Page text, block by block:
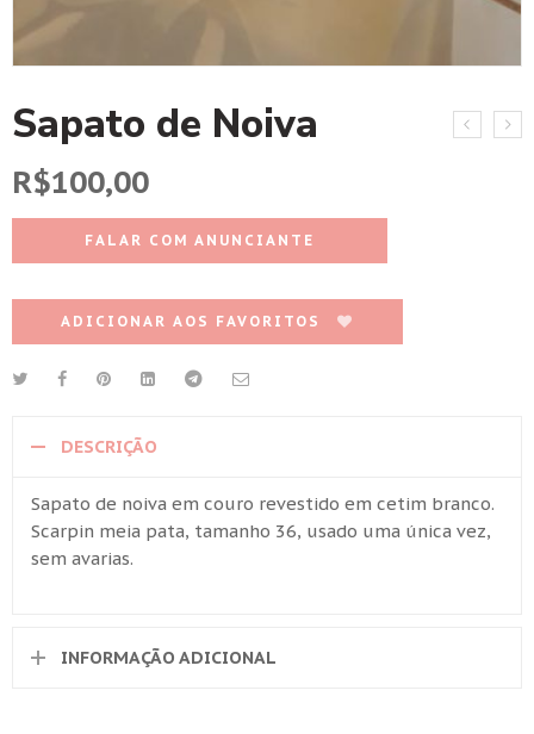
Sapato de Noiva
R$100,00
FALAR COM ANUNCIANTE
ADICIONAR AOS FAVORITOS
DESCRIÇÃO
Sapato de noiva em couro revestido em cetim branco.
Scarpin meia pata, tamanho 36, usado uma única vez,
sem avarias.
INFORMAÇÃO ADICIONAL